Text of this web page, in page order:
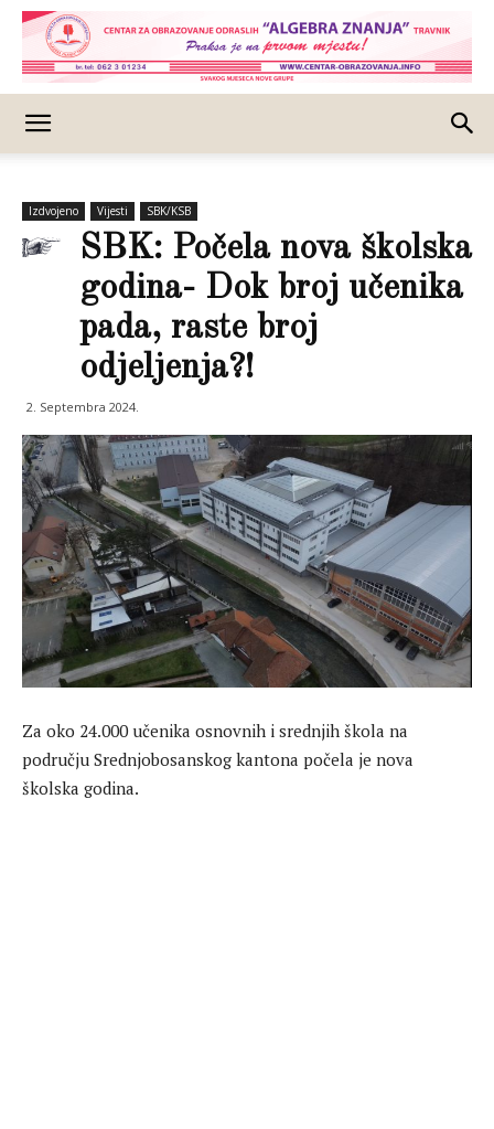
Izdvojeno Vijesti SBK/KSB
SBK: Počela nova školska
godina- Dok broj učenika
pada, raste broj
odjeljenja?!
2. Septembra 2024.
Za oko 24.000 učenika osnovnih i srednjih škola na
području Srednjobosanskog kantona počela je nova
školska godina.